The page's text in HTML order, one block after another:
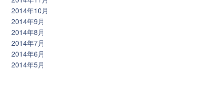
2014年10月
2014年9月
2014年8月
2014年7月
2014年6月
2014年5月